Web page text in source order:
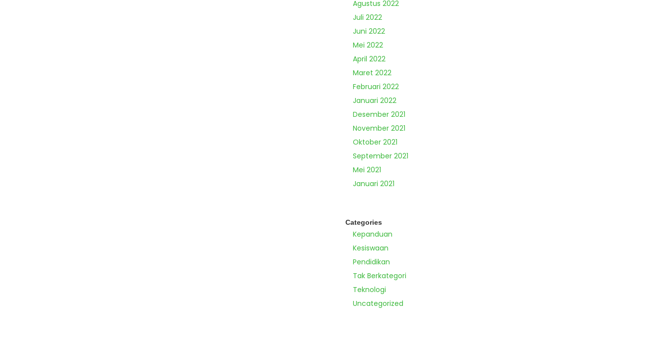
Agustus 2022
Juli 2022
Juni 2022
Mei 2022
April 2022
Maret 2022
Februari 2022
Januari 2022
Desember 2021
November 2021
Oktober 2021
September 2021
Mei 2021
Januari 2021
Categories
Kepanduan
Kesiswaan
Pendidikan
Tak Berkategori
Teknologi
Uncategorized